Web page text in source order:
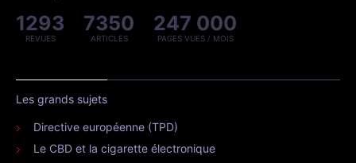
1293
REVUES
7350
ARTICLES
247 000
PAGES VUES / MOIS
Les grands sujets
Directive européenne (TPD)
Le CBD et la cigarette électronique